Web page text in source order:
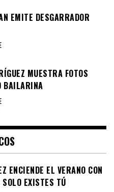
EMITE DESGARRADOR
MUESTRA FOTOS
BAILARINA
ENCIENDE EL VERANO CON
EXISTES TÚ